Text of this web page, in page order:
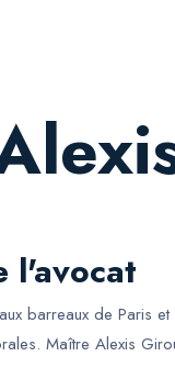
l'avocat
barreaux de Paris
Maître Alexis